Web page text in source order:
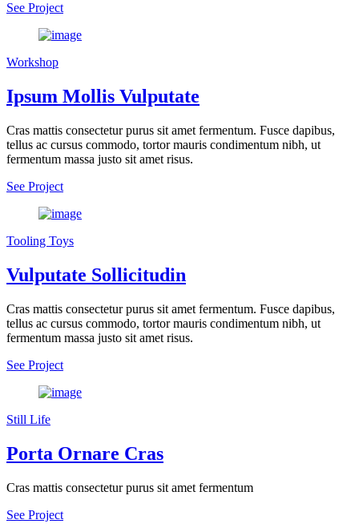
See Project
Workshop
Ipsum Mollis Vulputate
Cras mattis consectetur purus sit amet fermentum. Fusce dapibus,
tellus ac cursus commodo, tortor mauris condimentum nibh, ut
fermentum massa justo sit amet risus.
See Project
Tooling Toys
Vulputate Sollicitudin
Cras mattis consectetur purus sit amet fermentum. Fusce dapibus,
tellus ac cursus commodo, tortor mauris condimentum nibh, ut
fermentum massa justo sit amet risus.
See Project
Still Life
Porta Ornare Cras
Cras mattis consectetur purus sit amet fermentum
See Project